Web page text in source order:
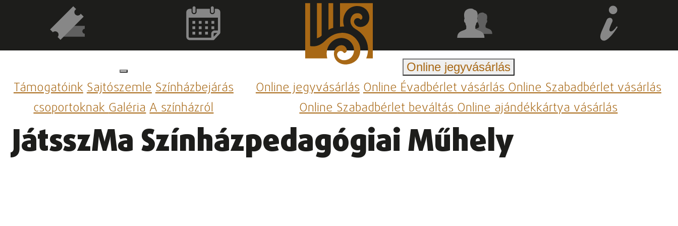
TámogatóinkSajtószemleSzínházbejárás
csoportoknakGalériaA színházról
Online jegyvásárlás
Online jegyvásárlásOnline Évadbérlet vásárlásOnline Szabadbérlet vásárlás
Online Szabadbérlet beváltásOnline ajándékkártya vásárlás
JátsszMa Színházpedagógiai Műhely